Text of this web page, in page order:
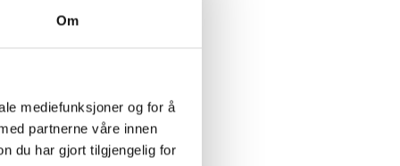
Om
mediefunksjoner og for å
partnerne våre innen
du har gjort tilgjengelig for